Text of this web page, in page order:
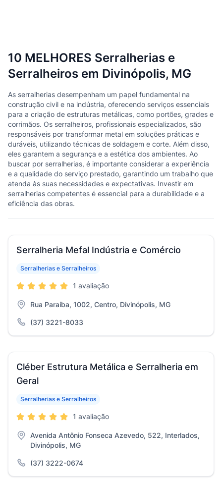
10 MELHORES Serralherias e
Serralheiros em Divinópolis, MG
As serralherias desempenham um papel fundamental na
construção civil e na indústria, oferecendo serviços essenciais
para a criação de estruturas metálicas, como portões, grades e
corrimãos. Os serralheiros, profissionais especializados, são
responsáveis por transformar metal em soluções práticas e
duráveis, utilizando técnicas de soldagem e corte. Além disso,
eles garantem a segurança e a estética dos ambientes. Ao
buscar por serralherias, é importante considerar a experiência
e a qualidade do serviço prestado, garantindo um trabalho que
atenda às suas necessidades e expectativas. Investir em
serralherias competentes é essencial para a durabilidade e a
eficiência das obras.
Serralheria Mefal Indústria e Comércio
Serralherias e Serralheiros
1 avaliação
Rua Paraíba, 1002, Centro, Divinópolis, MG
(37) 3221-8033
Cléber Estrutura Metálica e Serralheria em
Geral
Serralherias e Serralheiros
1 avaliação
Avenida Antônio Fonseca Azevedo, 522, Interlados,
Divinópolis, MG
(37) 3222-0674